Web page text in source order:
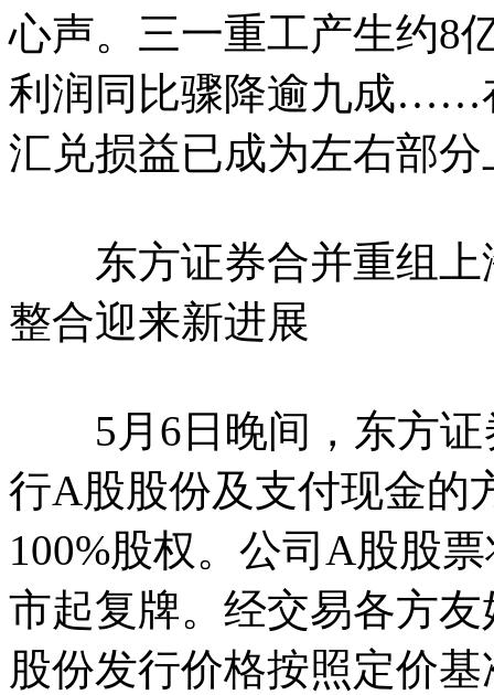
心声。三一重工产生约8
利润同比骤降逾九成……
汇兑损益已成为左右部
东方证券合并重组上
整合迎来新进展
5月6日晚间，东方证
行A股股份及支付现金的
100%股权。公司A股股
市起复牌。经交易各方
股份发行价格按照定价